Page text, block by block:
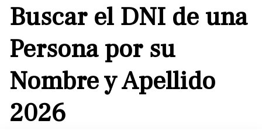
Buscar el DNI de una
Persona por su
Nombre y Apellido
2026